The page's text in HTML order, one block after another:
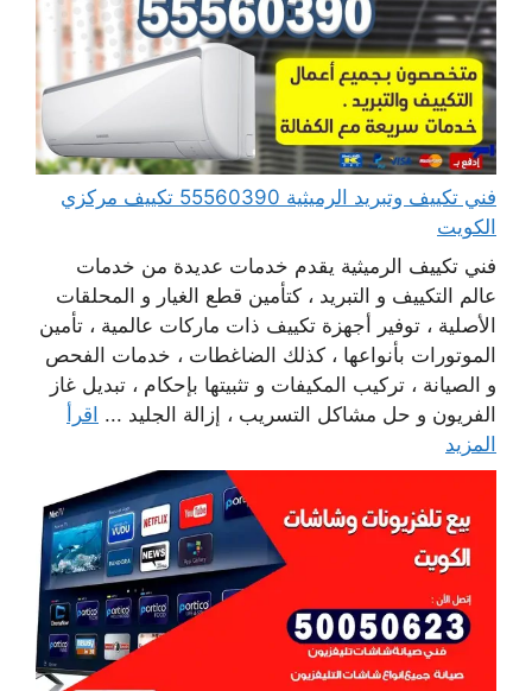
فني تكييف وتبريد الرميثية 55560390 تكييف مركزي
الكويت
فني تكييف الرميثية يقدم خدمات عديدة من خدمات
عالم التكييف و التبريد ، كتأمين قطع الغيار و المحلقات
الأصلية ، توفير أجهزة تكييف ذات ماركات عالمية ، تأمين
الموتورات بأنواعها ، كذلك الضاغطات ، خدمات الفحص
و الصيانة ، تركيب المكيفات و تثبيتها بإحكام ، تبديل غاز
الفريون و حل مشاكل التسريب ، إزالة الجليد ... اقرأ
المزيد